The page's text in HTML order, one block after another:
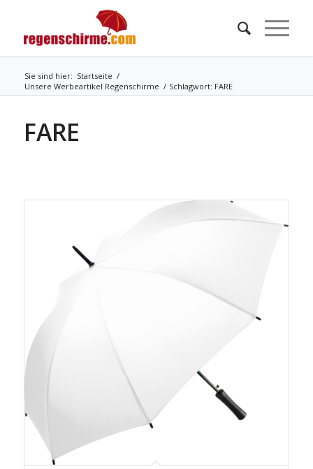
Sie sind hier: Startseite /
Unsere Werbeartikel Regenschirme / Schlagwort: FARE
FARE